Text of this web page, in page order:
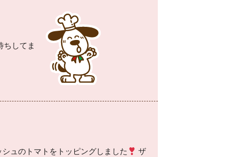
ちしてま
ュのトマトをトッピングしました
ザ